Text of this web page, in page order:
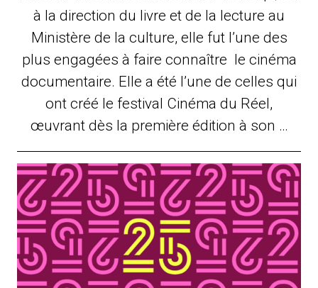
à la direction du livre et de la lecture au
Ministère de la culture, elle fut l’une des
plus engagées à faire connaître le cinéma
documentaire. Elle a été l’une de celles qui
ont créé le festival Cinéma du Réel,
œuvrant dès la première édition à son …